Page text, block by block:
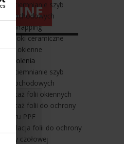
Przyciemnianie szyb
samochodowych
Car wrapping
Powłoki ceramiczne
Folie okienne
Szkolenia
Przyciemnianie szyb
samochodowych
Montaż folii okiennych
Montaż folii do ochrony
lakieru PPF
Instalacja folii do ochrony
szyby czołowej